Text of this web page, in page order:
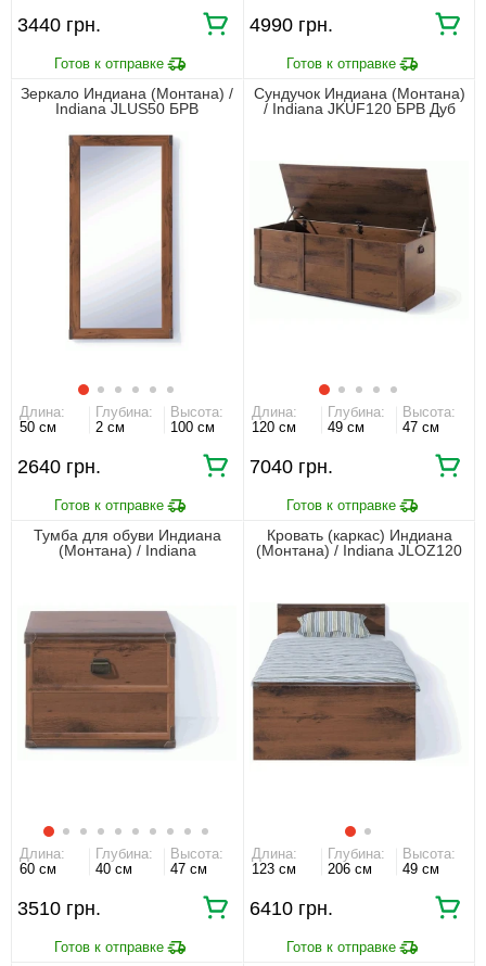
3440 грн. 4990 грн.
Зеркало Индиана (Монтана) /
Indiana JLUS50 БРВ
Длина:
50 см
Глубина:
2 см
Высота:
100 см
2640 грн.
Сундучок Индиана (Монтана)
/ Indiana JKUF120 БРВ Дуб
Длина:
120 см
Глубина:
49 см
Высота:
47 см
7040 грн.
Тумба для обуви Индиана
(Монтана) / Indiana
Длина:
60 см
Глубина:
40 см
Высота:
47 см
3510 грн.
Кровать (каркас) Индиана
(Монтана) / Indiana JLOZ120
Длина:
123 см
Глубина:
206 см
Высота:
49 см
6410 грн.